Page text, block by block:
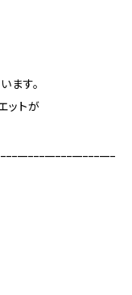
ます。
ットが